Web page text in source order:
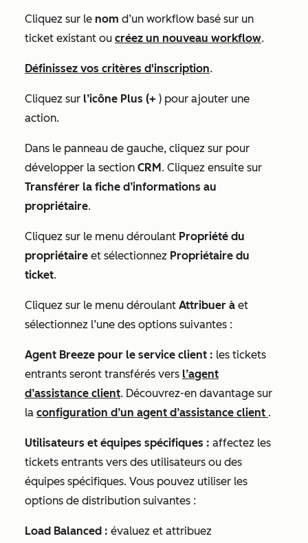
Cliquez sur le nom d’un workflow basé sur un
ticket existant ou créez un nouveau workflow.
Définissez vos critères d'inscription.
Cliquez sur l’icône Plus (+ ) pour ajouter une
action.
Dans le panneau de gauche, cliquez sur pour
développer la section CRM. Cliquez ensuite sur
Transférer la fiche d’informations au
propriétaire.
Cliquez sur le menu déroulant Propriété du
propriétaire et sélectionnez Propriétaire du
ticket.
Cliquez sur le menu déroulant Attribuer à et
sélectionnez l’une des options suivantes :
Agent Breeze pour le service client : les tickets
entrants seront transférés vers l’agent
d’assistance client. Découvrez-en davantage sur
la configuration d’un agent d’assistance client .
Utilisateurs et équipes spécifiques : affectez les
tickets entrants vers des utilisateurs ou des
équipes spécifiques. Vous pouvez utiliser les
options de distribution suivantes :
Load Balanced : évaluez et attribuez